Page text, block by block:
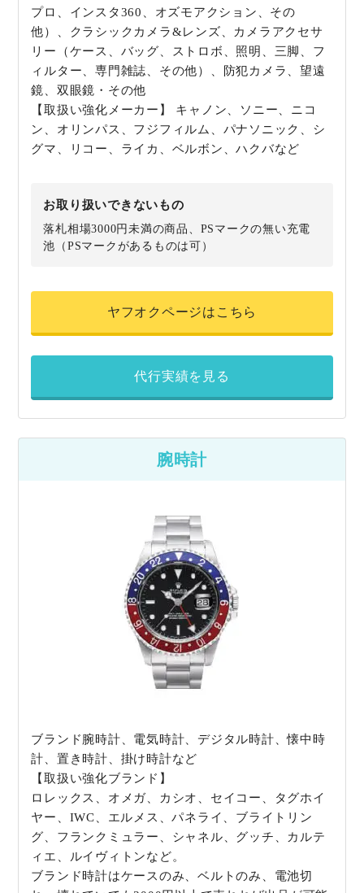
プロ、インスタ360、オズモアクション、その
他）、クラシックカメラ&レンズ、カメラアクセサ
リー（ケース、バッグ、ストロボ、照明、三脚、フ
ィルター、専門雑誌、その他）、防犯カメラ、望遠
鏡、双眼鏡・その他
【取扱い強化メーカー】 キャノン、ソニー、ニコ
ン、オリンパス、フジフィルム、パナソニック、シ
グマ、リコー、ライカ、ベルボン、ハクバなど
お取り扱いできないもの
落札相場3000円未満の商品、PSマークの無い充電
池（PSマークがあるものは可）
ヤフオクページはこちら
代行実績を見る
腕時計
ブランド腕時計、電気時計、デジタル時計、懐中時
計、置き時計、掛け時計など
【取扱い強化ブランド】
ロレックス、オメガ、カシオ、セイコー、タグホイ
ヤー、IWC、エルメス、パネライ、ブライトリン
グ、フランクミュラー、シャネル、グッチ、カルテ
ィエ、ルイヴィトンなど。
ブランド時計はケースのみ、ベルトのみ、電池切